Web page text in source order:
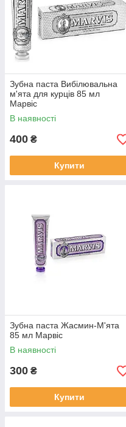
Зубна паста Вибілювальна
м'ята для курців 85 мл
Марвіс
В наявності
400 ₴
Купити
Зубна паста Жасмин-М'ята
85 мл Марвіс
В наявності
300 ₴
Купити